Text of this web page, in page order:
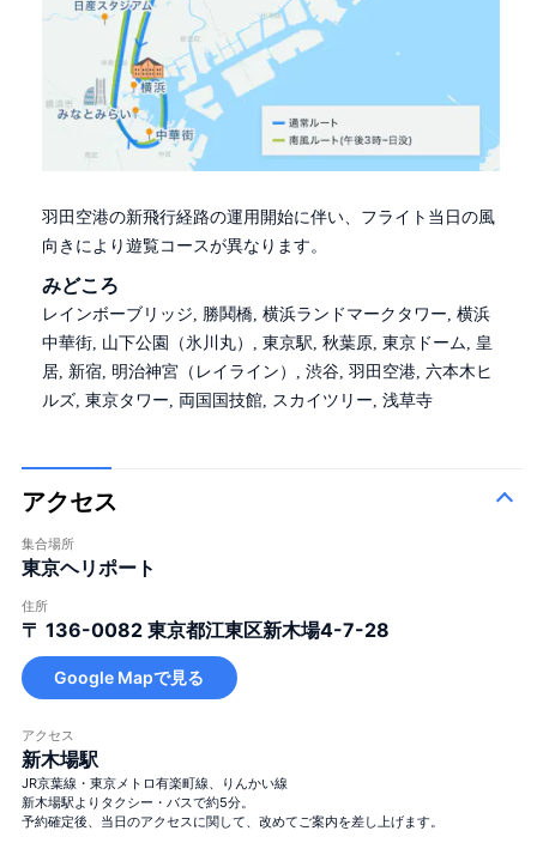
羽田空港の新飛行経路の運用開始に伴い、フライト当日の風
向きにより遊覧コースが異なります。
みどころ
レインボーブリッジ, 勝鬨橋, 横浜ランドマークタワー, 横浜
中華街, 山下公園（氷川丸）, 東京駅, 秋葉原, 東京ドーム, 皇
居, 新宿, 明治神宮（レイライン）, 渋谷, 羽田空港, 六本木ヒ
ルズ, 東京タワー, 両国国技館, スカイツリー, 浅草寺
アクセス
集合場所
東京ヘリポート
住所
〒 136-0082 東京都江東区新木場4-7-28
Google Mapで見る
アクセス
新木場駅
JR京葉線・東京メトロ有楽町線、りんかい線
新木場駅よりタクシー・バスで約5分。
予約確定後、当日のアクセスに関して、改めてご案内を差し上げます。